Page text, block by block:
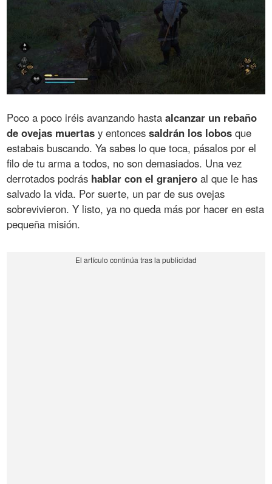
Poco a poco iréis avanzando hastaalcanzar un rebaño
de ovejas muertas y entoncessaldrán los lobos que
estabais buscando. Ya sabes lo que toca, pásalos por el
filo de tu arma a todos, no son demasiados. Una vez
derrotados podrás hablar con el granjero al que le has
salvado la vida. Por suerte, un par de sus ovejas
sobrevivieron. Y listo, ya no queda más por hacer en esta
pequeña misión.